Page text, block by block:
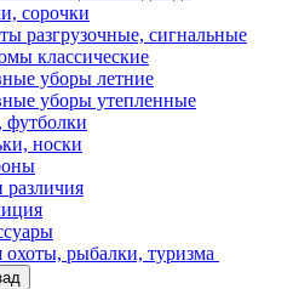
сорочки
разгрузочные, сигнальные
классические
уборы летние
уборы утепленные
футболки
носки
различия
рыбалки, туризма